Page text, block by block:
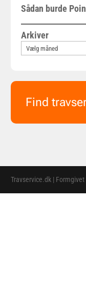
Sådan burde
Arkiver
Find
Travservice.dk |